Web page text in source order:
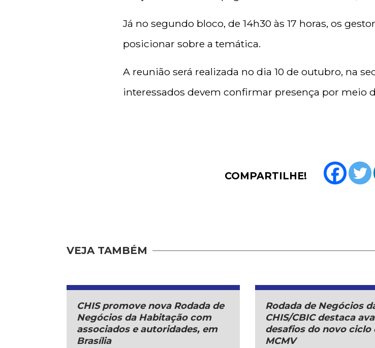
Já no segundo bloco, de 14h30 às 17 horas, os
posicionar sobre a temática.
A reunião será realizada no dia 10 de outubro, na
interessados devem confirmar presença por meio
COMPARTILHE!
VEJA TAMBÉM
CHIS promove nova Rodada de
Negócios da Habitação com
associados e autoridades, em
Brasília
Rodada de Negócios
CHIS/CBIC destaca
desafios do novo ciclo
MCMV